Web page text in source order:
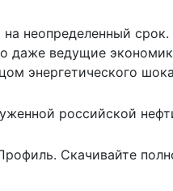
неопределенный
даже ведущие
энергетического
российской
. Скачивайте